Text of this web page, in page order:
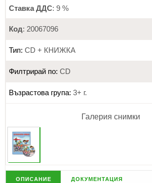
Ставка ДДС: 9 %
Код: 20067096
Тип: CD + КНИЖКА
Филтрирай по: CD
Възрастова група: 3+ г.
Галерия снимки
описание документация